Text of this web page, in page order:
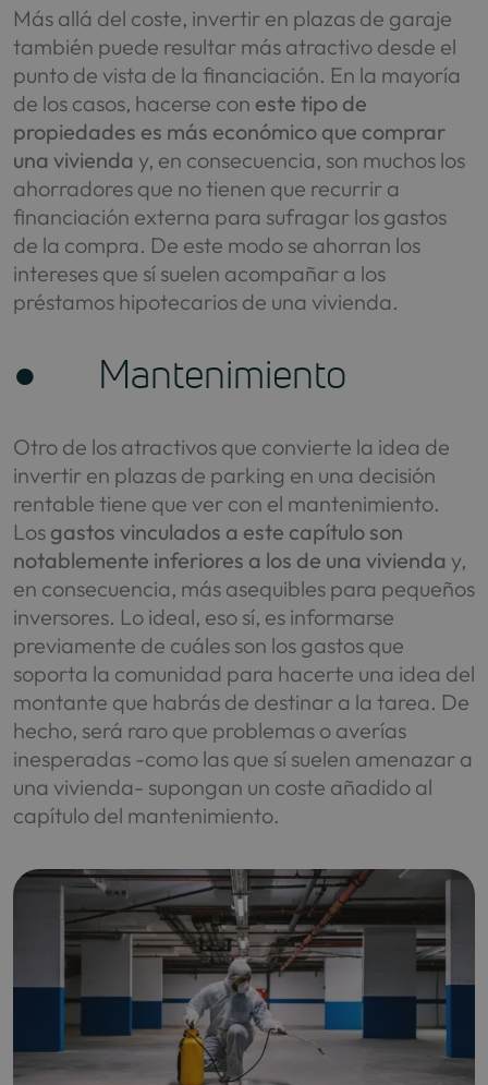
Más allá del coste, invertir en plazas de garaje
también puede resultar más atractivo desde el
punto de vista de la financiación. En la mayoría
de los casos, hacerse con este tipo de
propiedades es más económico que comprar
una vivienda y, en consecuencia, son muchos los
ahorradores que no tienen que recurrir a
financiación externa para sufragar los gastos
de la compra. De este modo se ahorran los
intereses que sí suelen acompañar a los
préstamos hipotecarios de una vivienda.
● Mantenimiento
Otro de los atractivos que convierte la idea de
invertir en plazas de parking en una decisión
rentable tiene que ver con el mantenimiento.
Los gastos vinculados a este capítulo son
notablemente inferiores a los de una vivienda y,
en consecuencia, más asequibles para pequeños
inversores. Lo ideal, eso sí, es informarse
previamente de cuáles son los gastos que
soporta la comunidad para hacerte una idea del
montante que habrás de destinar a la tarea. De
hecho, será raro que problemas o averías
inesperadas -como las que sí suelen amenazar a
una vivienda- supongan un coste añadido al
capítulo del mantenimiento.